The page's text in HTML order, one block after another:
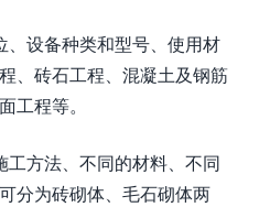
设备种类和型号、使用材
、砖石工程、混凝土及钢筋
工程等。
方法、不同的材料、不同
分为砖砌体、毛石砌体两